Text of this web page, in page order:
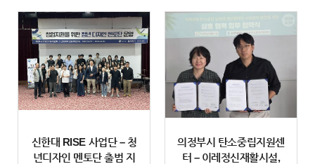
신한대 RISE 사업단 – 청
년디자인 멘토단 출범 지
의정부시 탄소중립지원센
터 – 이레정신재활시설,